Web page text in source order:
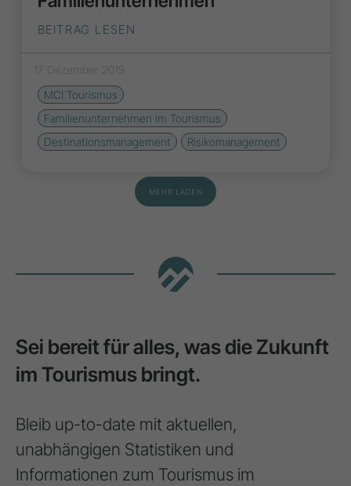
BEITRAG LESEN
17. Dezember 2019
MCI Tourismus
Familienunternehmen im Tourismus
Destinationsmanagement
Risikomanagement
MEHR LADEN
Sei bereit für alles, was die Zukunft
im Tourismus bringt.
Bleib up-to-date mit aktuellen,
unabhängigen Statistiken und
Informationen zum Tourismus im